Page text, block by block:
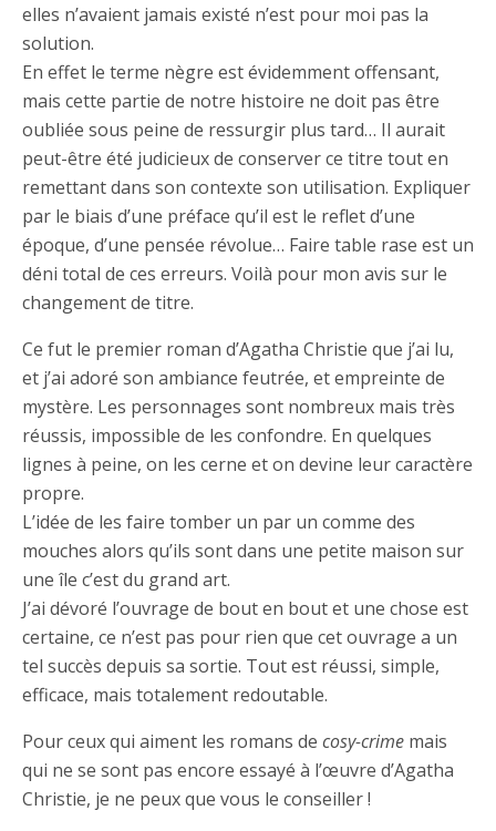
elles n’avaient jamais existé n’est pour moi pas la
solution.
En effet le terme nègre est évidemment offensant,
mais cette partie de notre histoire ne doit pas être
oubliée sous peine de ressurgir plus tard… Il aurait
peut-être été judicieux de conserver ce titre tout en
remettant dans son contexte son utilisation. Expliquer
par le biais d’une préface qu’il est le reflet d’une
époque, d’une pensée révolue… Faire table rase est un
déni total de ces erreurs. Voilà pour mon avis sur le
changement de titre.
Ce fut le premier roman d’Agatha Christie que j’ai lu,
et j’ai adoré son ambiance feutrée, et empreinte de
mystère. Les personnages sont nombreux mais très
réussis, impossible de les confondre. En quelques
lignes à peine, on les cerne et on devine leur caractère
propre.
L’idée de les faire tomber un par un comme des
mouches alors qu’ils sont dans une petite maison sur
une île c’est du grand art.
J’ai dévoré l’ouvrage de bout en bout et une chose est
certaine, ce n’est pas pour rien que cet ouvrage a un
tel succès depuis sa sortie. Tout est réussi, simple,
efficace, mais totalement redoutable.
Pour ceux qui aiment les romans de cosy-crime mais
qui ne se sont pas encore essayé à l’œuvre d’Agatha
Christie, je ne peux que vous le conseiller !